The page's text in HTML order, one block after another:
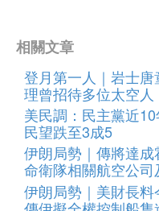
相關文章
登月第一人｜岩士
理曾招待多位太空人
美民調：民主黨近
民望跌至3成5
伊朗局勢｜傳將達
命衛隊相關航空公
伊朗局勢｜美財長